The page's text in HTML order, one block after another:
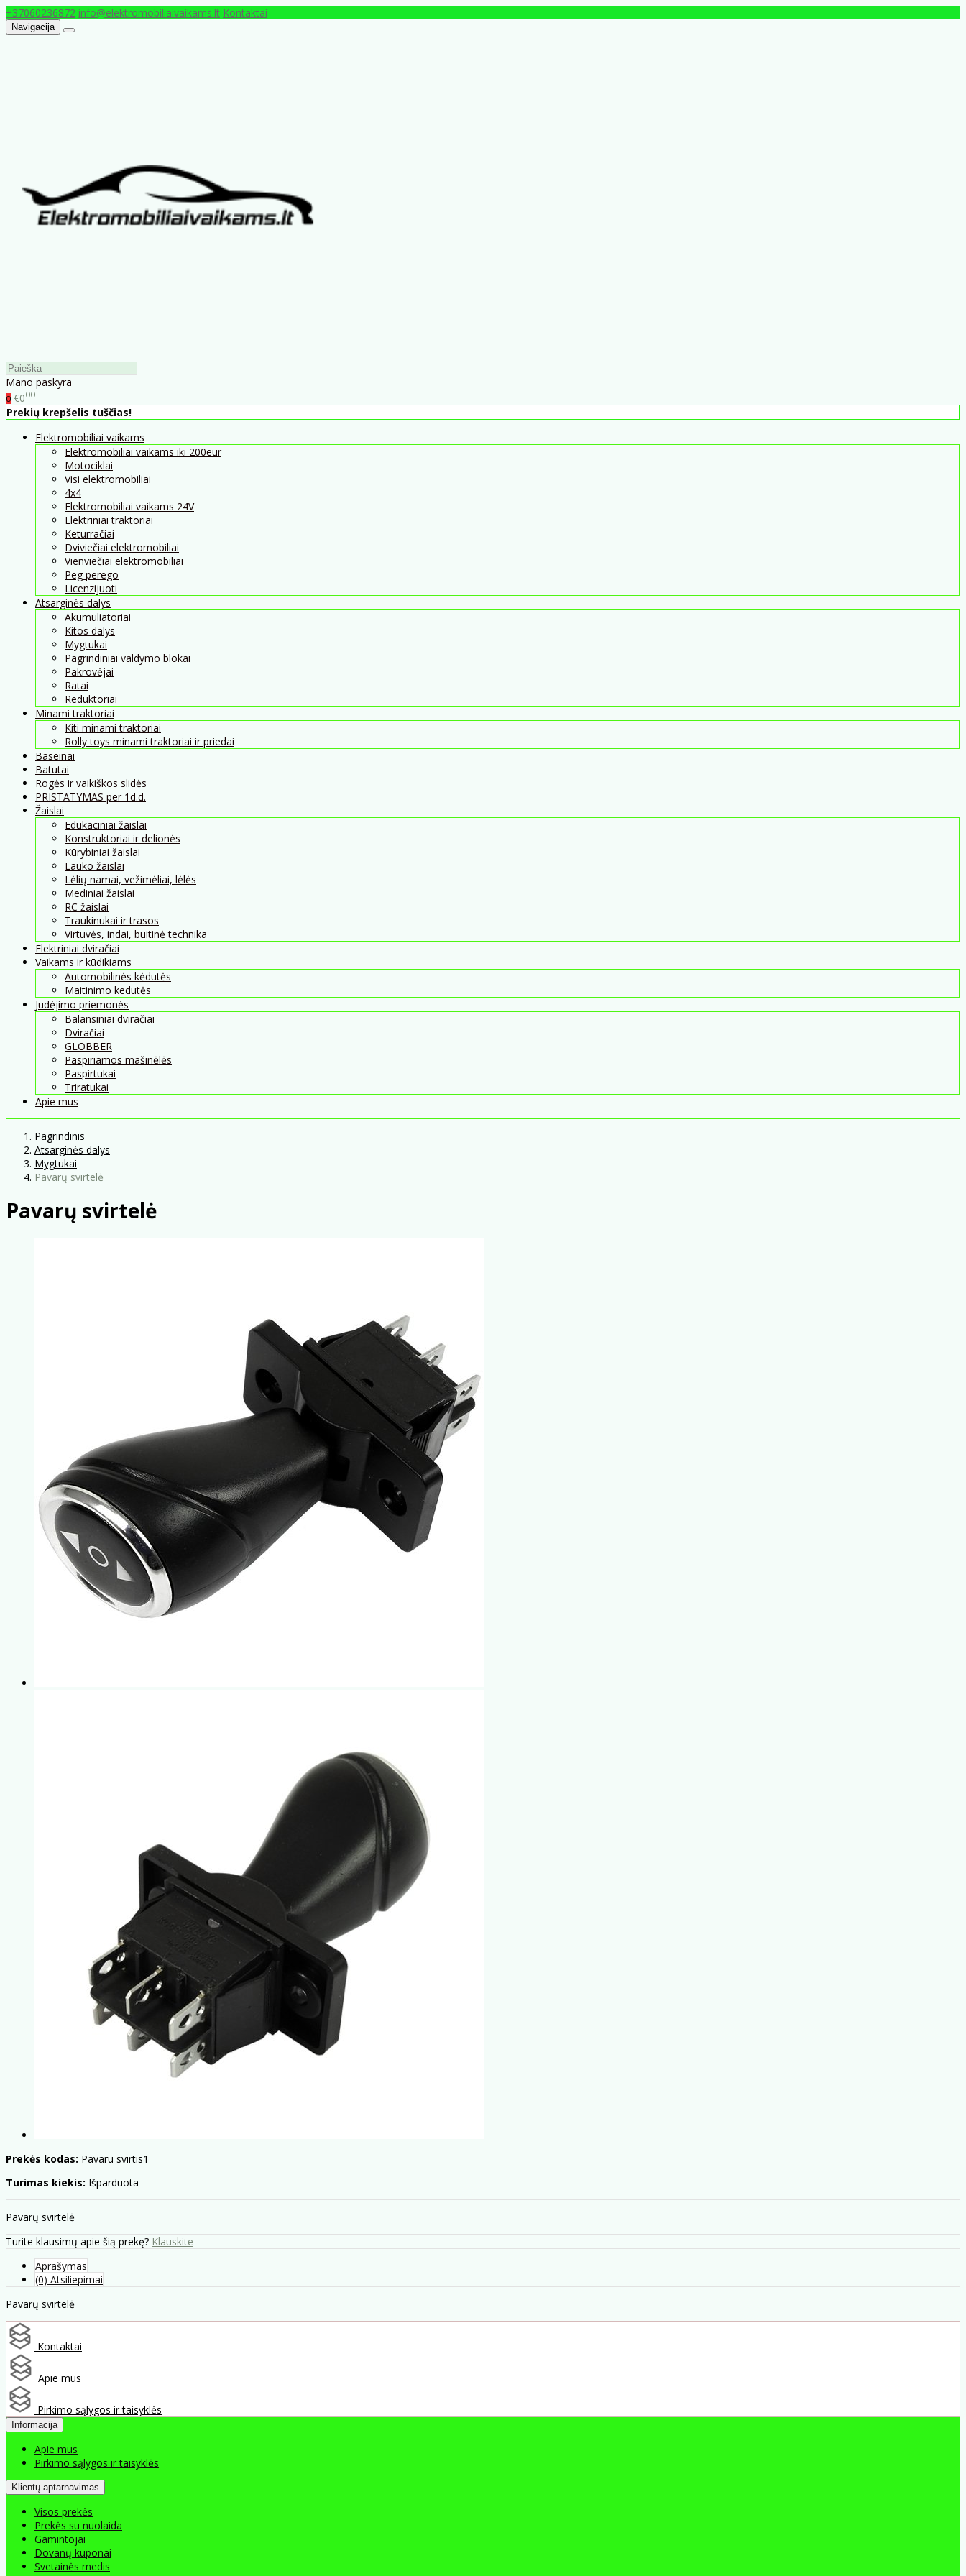
+37060236872 info@elektromobiliaivaikams.lt Kontaktai
Navigacija
Mano paskyra
0 €000
Prekių krepšelis tuščias!
Elektromobiliai vaikams
Elektromobiliai vaikams iki 200eur
Motociklai
Visi elektromobiliai
4x4
Elektromobiliai vaikams 24V
Elektriniai traktoriai
Keturračiai
Dviviečiai elektromobiliai
Vienviečiai elektromobiliai
Peg perego
Licenzijuoti
Atsarginės dalys
Akumuliatoriai
Kitos dalys
Mygtukai
Pagrindiniai valdymo blokai
Pakrovėjai
Ratai
Reduktoriai
Minami traktoriai
Kiti minami traktoriai
Rolly toys minami traktoriai ir priedai
Baseinai
Batutai
Rogės ir vaikiškos slidės
PRISTATYMAS per 1d.d.
Žaislai
Edukaciniai žaislai
Konstruktoriai ir delionės
Kūrybiniai žaislai
Lauko žaislai
Lėlių namai, vežimėliai, lėlės
Mediniai žaislai
RC žaislai
Traukinukai ir trasos
Virtuvės, indai, buitinė technika
Elektriniai dviračiai
Vaikams ir kūdikiams
Automobilinės kėdutės
Maitinimo kedutės
Judėjimo priemonės
Balansiniai dviračiai
Dviračiai
GLOBBER
Paspiriamos mašinėlės
Paspirtukai
Triratukai
Apie mus
Pagrindinis
Atsarginės dalys
Mygtukai
Pavarų svirtelė
Pavarų svirtelė
Prekės kodas: Pavaru svirtis1
Turimas kiekis: Išparduota
Pavarų svirtelė
Turite klausimų apie šią prekę? Klauskite
Aprašymas
(0) Atsiliepimai
Pavarų svirtelė
Kontaktai
Apie mus
Pirkimo sąlygos ir taisyklės
Informacija
Apie mus
Pirkimo sąlygos ir taisyklės
Klientų aptarnavimas
Visos prekės
Prekės su nuolaida
Gamintojai
Dovanų kuponai
Svetainės medis